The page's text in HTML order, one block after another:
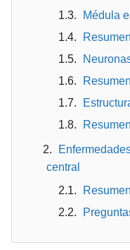
Médula
Resumen
Resumen
Resumen
central
Resumen